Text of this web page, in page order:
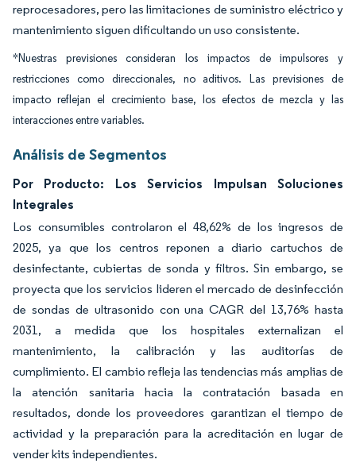
reprocesadores, pero las limitaciones de suministro eléctrico y
mantenimiento siguen dificultando un uso consistente.
*Nuestras previsiones consideran los impactos de impulsores y
restricciones como direccionales, no aditivos. Las previsiones de
impacto reflejan el crecimiento base, los efectos de mezcla y las
interacciones entre variables.
Análisis de Segmentos
Por Producto: Los Servicios Impulsan Soluciones
Integrales
Los consumibles controlaron el 48,62% de los ingresos de
2025, ya que los centros reponen a diario cartuchos de
desinfectante, cubiertas de sonda y filtros. Sin embargo, se
proyecta que los servicios lideren el mercado de desinfección
de sondas de ultrasonido con una CAGR del 13,76% hasta
2031, a medida que los hospitales externalizan el
mantenimiento, la calibración y las auditorías de
cumplimiento. El cambio refleja las tendencias más amplias de
la atención sanitaria hacia la contratación basada en
resultados, donde los proveedores garantizan el tiempo de
actividad y la preparación para la acreditación en lugar de
vender kits independientes.